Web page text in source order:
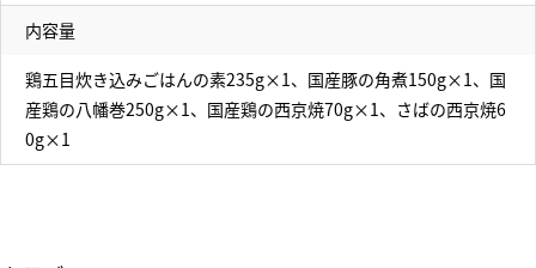
内容量
鶏五目炊き込みごはんの素235g×1、国産豚の角煮150g×1、国
産鶏の八幡巻250g×1、国産鶏の西京焼70g×1、さばの西京焼6
0g×1